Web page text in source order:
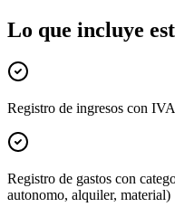
Lo que incluye
Registro de ingresos con
Registro de gastos con
autonomo, alquiler, material)